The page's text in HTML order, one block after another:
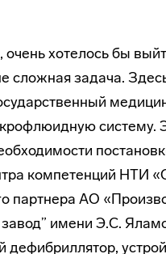
хотелось бы
сложная задача.
систему.
компетенций НТИ
партнера АО
имени Э.С.